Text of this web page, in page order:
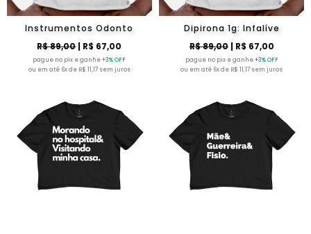
Instrumentos Odonto
R$ 89,00| R$ 67,00
pague no pix e ganhe+3% OFF
ou em até 6x de R$ 11,17 sem juros
Dipirona 1g: Infalíve
R$ 89,00| R$ 67,00
pague no pix e ganhe+3% OFF
ou em até 6x de R$ 11,17 sem juros